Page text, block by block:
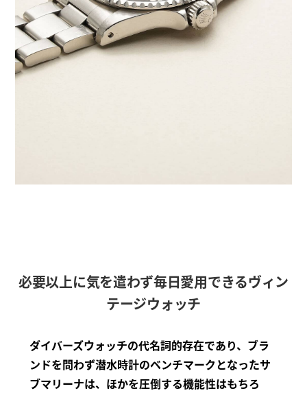
必要以上に気を遣わず毎日愛用できるヴィン
テージウォッチ
ダイバーズウォッチの代名詞的存在であり、ブラ
ンドを問わず潜水時計のベンチマークとなったサ
ブマリーナは、ほかを圧倒する機能性はもちろ